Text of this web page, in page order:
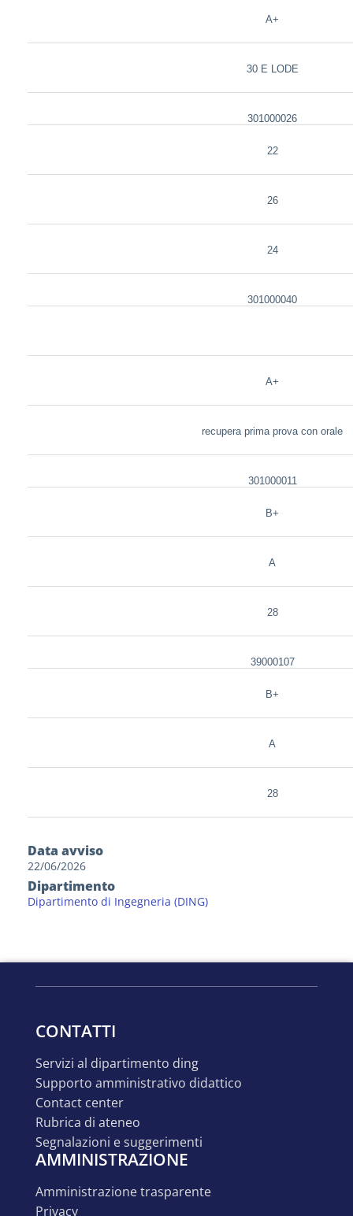
A+
30 E LODE
301000026
22
26
24
301000040
A+
recupera prima prova con orale
301000011
B+
A
28
39000107
B+
A
28
Data avviso
22/06/2026
Dipartimento
Dipartimento di Ingegneria (DING)
CONTATTI
servizi al dipartimento ding
supporto amministrativo didattico
contact center
rubrica di ateneo
segnalazioni e suggerimenti
AMMINISTRAZIONE
amministrazione trasparente
privacy